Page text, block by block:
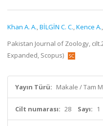
Khan A. A.,BİLGİN C. C.,Kence A.,
Pakistan Journal of Zoology,
Expanded, Scopus)
Yayın Türü: Makale / Tam
Cilt numarası: 28 Sayı: 1